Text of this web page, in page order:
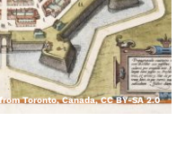
Toronto, Canada, CC BY-SA 2.0